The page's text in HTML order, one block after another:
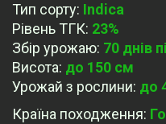
Тип сорту: Indica
Рівень ТГК: 23%
Збір урожаю: 70 днів
Висота: до 150 см
Урожай з рослини: до
Країна походження: